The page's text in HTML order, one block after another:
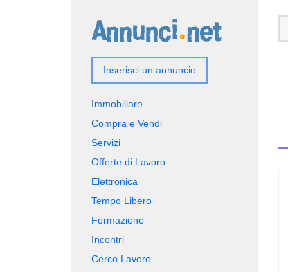
Inserisci un annuncio
Immobiliare
Compra e Vendi
Servizi
Offerte di Lavoro
Elettronica
Tempo Libero
Formazione
Incontri
Cerco Lavoro